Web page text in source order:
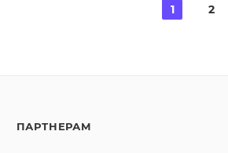
1 2
ПАРТНЕРАМ